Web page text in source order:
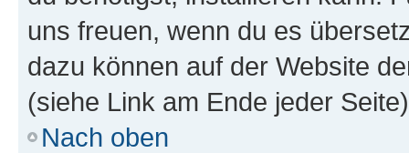
uns freuen, wenn du es
dazu können auf der Website
(siehe Link am Ende jeder
Nach oben